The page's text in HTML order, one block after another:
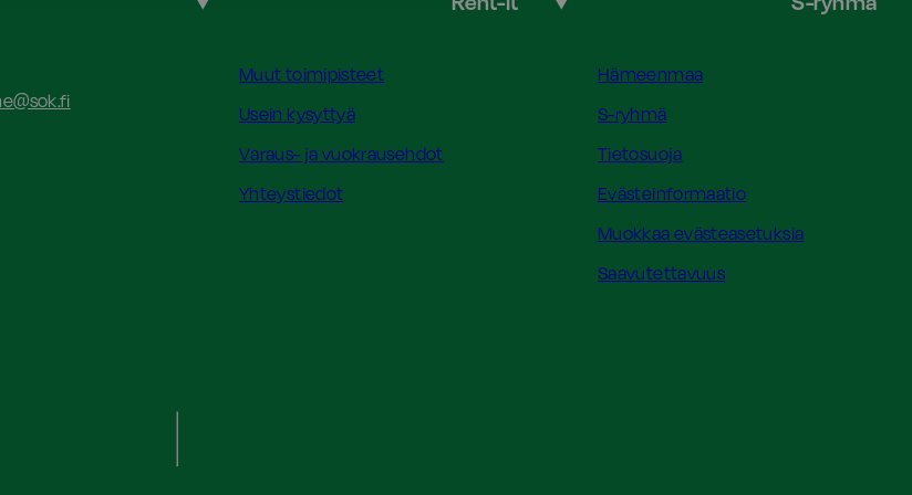
Muut toimipisteet
Usein kysyttyä
Varaus- ja vuokrausehdot
Yhteystiedot
Hämeenmaa
S-ryhmä
Tietosuoja
Evästeinformaatio
Muokkaa evästeasetuksia
Saavutettavuus